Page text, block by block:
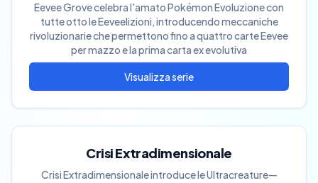
Eevee Grove celebra l'amato Pokémon Evoluzione con
tutte otto le Eeveelizioni, introducendo meccaniche
rivoluzionarie che permettono fino a quattro carte Eevee
per mazzo e la prima carta ex evolutiva
Crisi Extradimensionale
Crisi Extradimensionale introduce le Ultracreature—